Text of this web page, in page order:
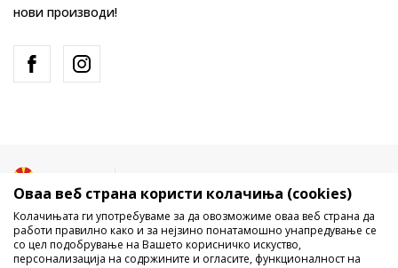
нови производи!
Оваа веб страна користи колачиња (cookies)
Колачињата ги употребуваме за да овозможиме оваа веб страна да
работи правилно како и за нејзино понатамошно унапредување се
со цел подобрување на Вашето корисничко искуство,
персонализација на содржините и огласите, функционалност на